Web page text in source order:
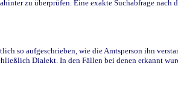
zu überprüfen. Eine exakte Suchabfrage
so aufgeschrieben, wie die Amtsperson ihn
Dialekt. In den Fällen bei denen erkannt